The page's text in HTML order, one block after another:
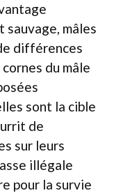
sauvage, mâles
différences
du mâle
sont la cible
de
sur leurs
illégale
pour la survie